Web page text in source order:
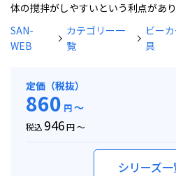
体の撹拌がしやすいという利点があり
SAN-
WEB
カテゴリー一
覧
ビー
具
定価（税抜）
860 円～
税込 946円 ～
シリーズ